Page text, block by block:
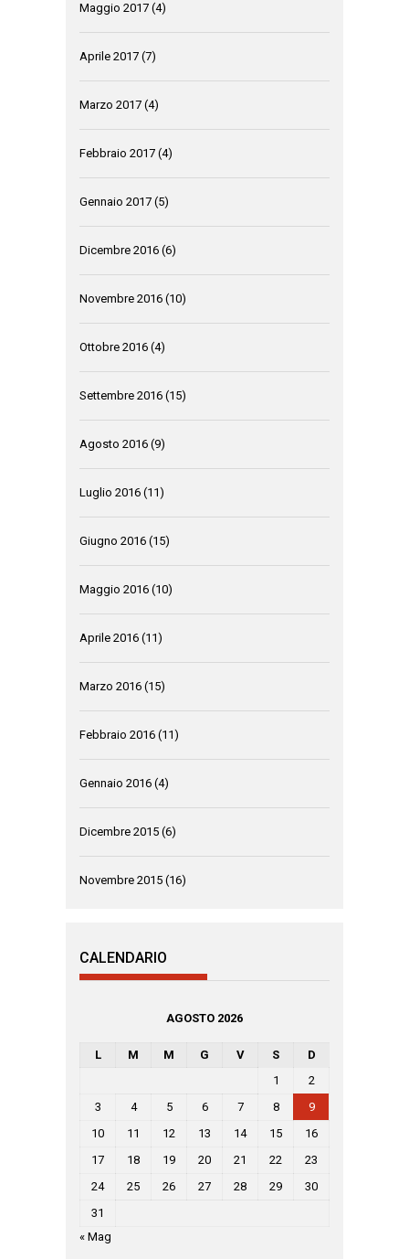
Maggio 2017 (4)
Aprile 2017 (7)
Marzo 2017 (4)
Febbraio 2017 (4)
Gennaio 2017 (5)
Dicembre 2016 (6)
Novembre 2016 (10)
Ottobre 2016 (4)
Settembre 2016 (15)
Agosto 2016 (9)
Luglio 2016 (11)
Giugno 2016 (15)
Maggio 2016 (10)
Aprile 2016 (11)
Marzo 2016 (15)
Febbraio 2016 (11)
Gennaio 2016 (4)
Dicembre 2015 (6)
Novembre 2015 (16)
CALENDARIO
AGOSTO 2026
L M M G V S
D
1
2
3
4 5 6 7 8
9
10
11 12 13 14 15
16
17
18 19 20 21 22
23
24
25 26 27 28 29
30
31
« Mag